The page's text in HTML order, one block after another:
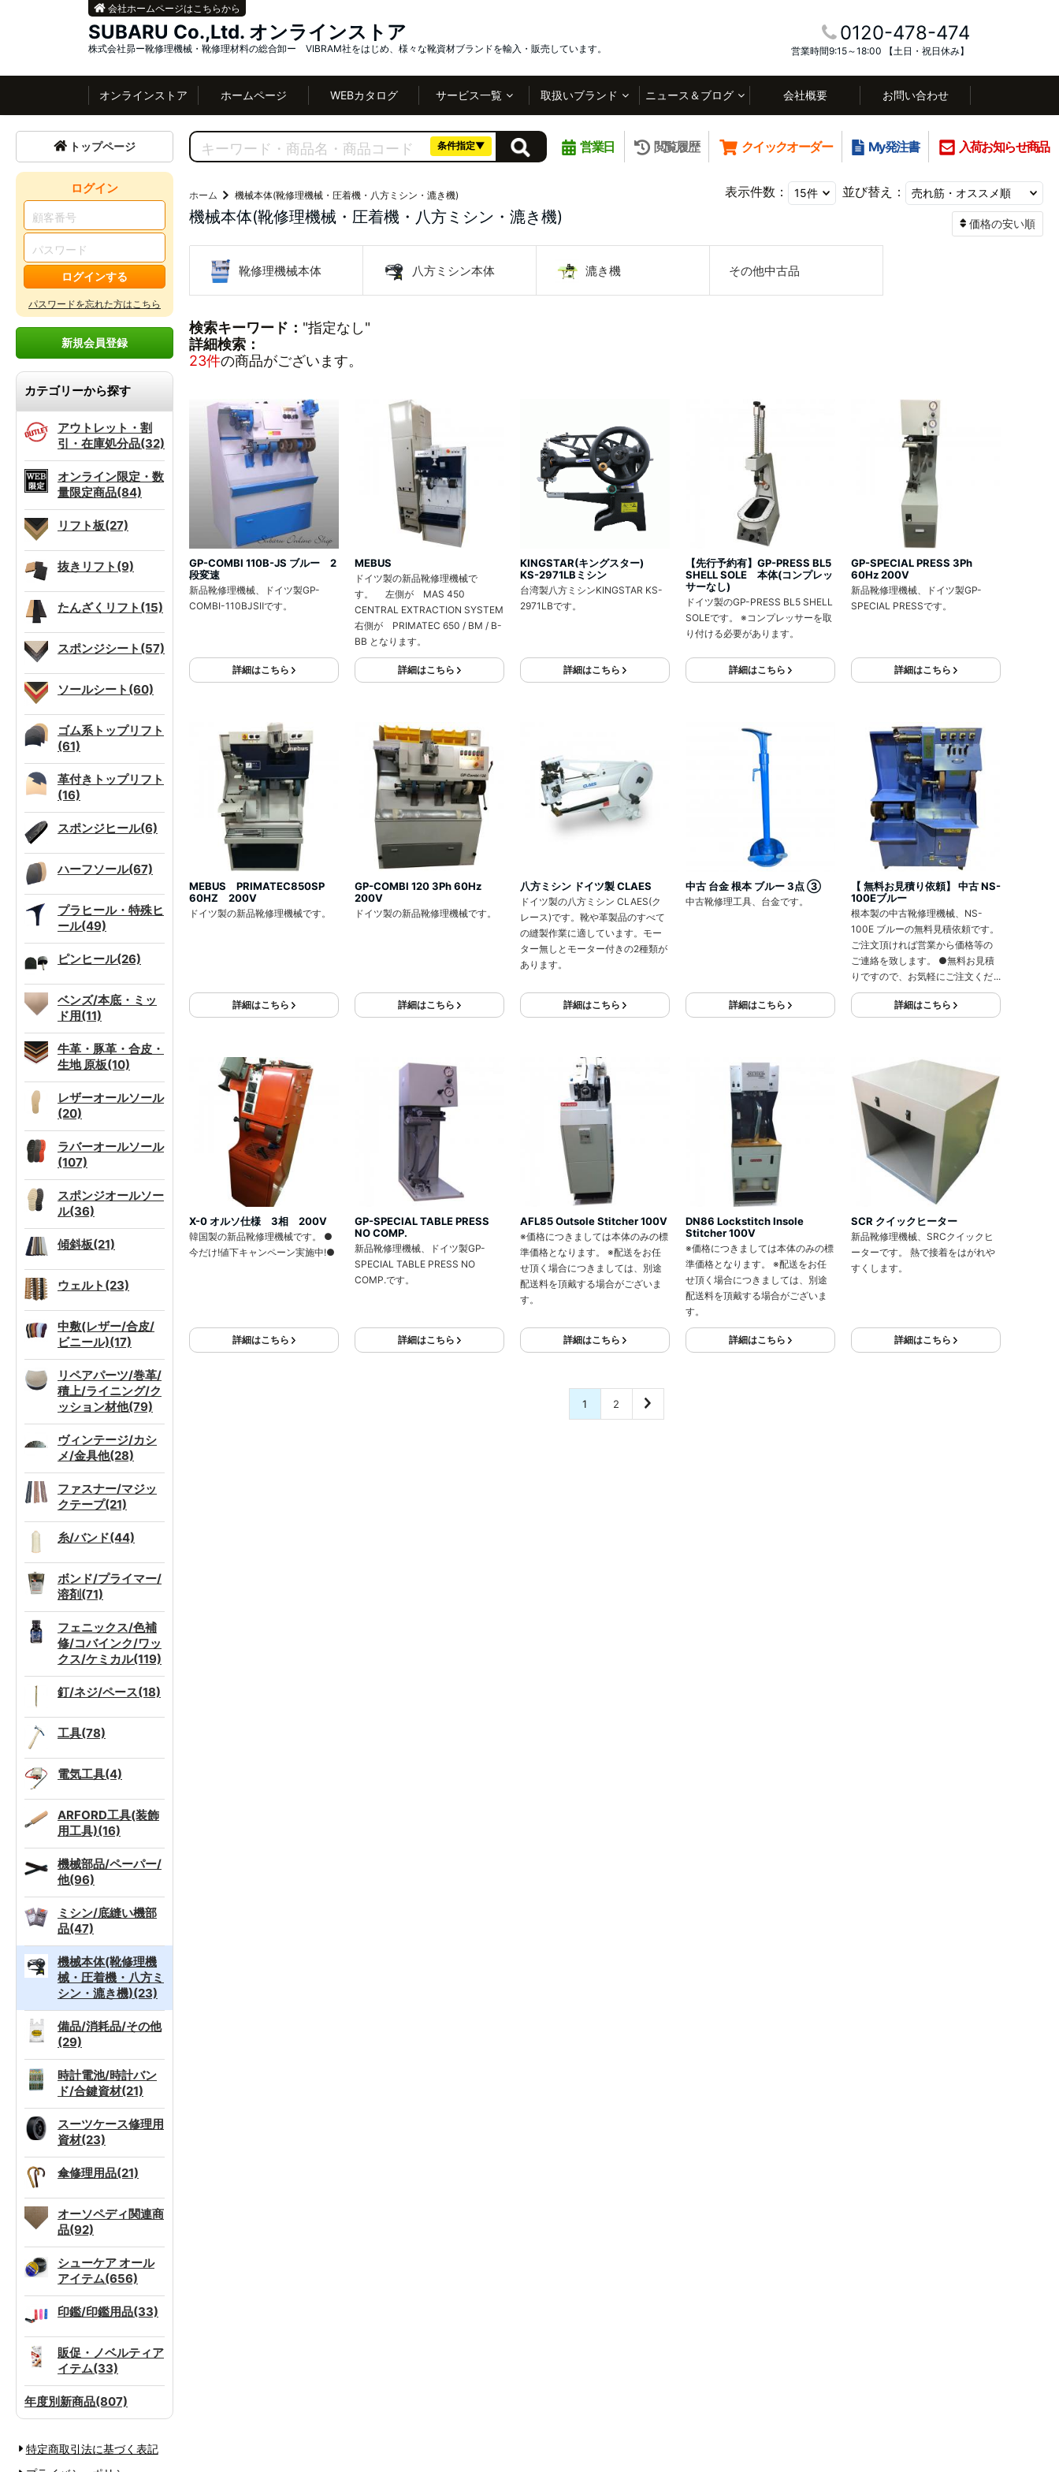
SUBARU Co.,Ltd. オンラインストア
株式会社昴ー靴修理機械・靴修理材料の総合卸ー VIBRAM社をはじめ、様々な靴資材ブランドを輸入・販売しています。
0120-478-474
営業時間9:15～18:00 【土日・祝日休み】
会社ホームページはこちらから
オンラインストア ホームページ WEBカタログ サービス一覧 取扱いブランド ニュース＆ブログ 会社概要 お問い合わせ
トップページ
ログイン
ログインする
パスワードを忘れた方はこちら
新規会員登録
カテゴリーから探す
アウトレット・割
引・在庫処分品(32)
オンライン限定・数
量限定商品(84)
リフト板(27)
抜きリフト(9)
たんざくリフト(15)
スポンジシート(57)
ソールシート(60)
ゴム系トップリフト
(61)
革付きトップリフト
(16)
スポンジヒール(6)
ハーフソール(67)
プラヒール・特殊ヒ
ール(49)
ピンヒール(26)
ベンズ/本底・ミッ
ド用(11)
牛革・豚革・合皮・
生地 原板(10)
レザーオールソール
(20)
ラバーオールソール
(107)
スポンジオールソー
ル(36)
傾斜板(21)
ウェルト(23)
中敷(レザー/合皮/
ビニール)(17)
リペアパーツ/巻革/
積上/ライニング/ク
ッション材他(79)
ヴィンテージ/カシ
メ/金具他(28)
ファスナー/マジッ
クテープ(21)
糸/バンド(44)
ボンド/プライマー/
溶剤(71)
フェニックス/色補
修/コバインク/ワッ
クス/ケミカル(119)
釘/ネジ/ペース(18)
工具(78)
電気工具(4)
ARFORD工具(装飾
用工具)(16)
機械部品/ペーパー/
他(96)
ミシン/底縫い機部
品(47)
機械本体(靴修理機
械・圧着機・八方ミ
シン・漉き機)(23)
備品/消耗品/その他
(29)
時計電池/時計バン
ド/合鍵資材(21)
スーツケース修理用
資材(23)
傘修理用品(21)
オーソペディ関連商
品(92)
シューケア オール
アイテム(656)
印鑑/印鑑用品(33)
販促・ノベルティア
イテム(33)
年度別新商品(807)
特定商取引法に基づく表記
条件指定▼ 営業日 閲覧履歴 クイックオーダー My発注書 入荷お知らせ商品
ホーム 機械本体(靴修理機械・圧着機・八方ミシン・漉き機)
機械本体(靴修理機械・圧着機・八方ミシン・漉き機)
靴修理機械本体 八方ミシン本体 漉き機 その他中古品
表示件数： 並び替え：
価格の安い順
検索キーワード： "指定なし"
詳細検索：
23件の商品がございます。
GP-COMBI 110B-JS ブルー 2
段変速
新品靴修理機械、ドイツ製GP-
COMBI-110BJSⅡです。
詳細はこちら
MEBUS
ドイツ製の新品靴修理機械で
す。 左側が MAS 450
CENTRAL EXTRACTION SYSTEM
右側が PRIMATEC 650 / BM / B-
BB となります。
詳細はこちら
KINGSTAR(キングスター)
KS-2971LBミシン
台湾製八方ミシンKINGSTAR KS-
2971LBです。
詳細はこちら
【先行予約有】GP-PRESS BL5
SHELL SOLE 本体(コンプレッ
サーなし)
ドイツ製のGP-PRESS BL5 SHELL
SOLEです。 ※コンプレッサーを取
り付ける必要があります。
詳細はこちら
GP-SPECIAL PRESS 3Ph
60Hz 200V
新品靴修理機械、ドイツ製GP-
SPECIAL PRESSです。
詳細はこちら
MEBUS PRIMATEC850SP
60HZ 200V
ドイツ製の新品靴修理機械です。
詳細はこちら
GP-COMBI 120 3Ph 60Hz
200V
ドイツ製の新品靴修理機械です。
詳細はこちら
八方ミシン ドイツ製 CLAES
ドイツ製の八方ミシン CLAES(ク
レース)です。靴や革製品のすべて
の縫製作業に適しています。モー
ター無しとモーター付きの2種類が
あります。
詳細はこちら
中古 台金 根本 ブルー 3点 ③
中古靴修理工具、台金です。
詳細はこちら
【 無料お見積り依頼】 中古 NS-
100Eブルー
根本製の中古靴修理機械、NS-
100E ブルーの無料見積依頼です。
ご注文頂ければ営業から価格等の
ご連絡を致します。 ●無料お見積
りですので、お気軽にご注文くだ
さい●
詳細はこちら
X-0 オルソ仕様 3相 200V
韓国製の新品靴修理機械です。 ●
今だけ!値下キャンペーン実施中!●
詳細はこちら
GP-SPECIAL TABLE PRESS
NO COMP.
新品靴修理機械、ドイツ製GP-
SPECIAL TABLE PRESS NO
COMP.です。
詳細はこちら
AFL85 Outsole Stitcher 100V
※価格につきましては本体のみの標
準価格となります。 ※配送をお任
せ頂く場合につきましては、別途
配送料を頂戴する場合がございま
す。
詳細はこちら
DN86 Lockstitch Insole
Stitcher 100V
※価格につきましては本体のみの標
準価格となります。 ※配送をお任
せ頂く場合につきましては、別途
配送料を頂戴する場合がございま
す。
詳細はこちら
SCR クイックヒーター
新品靴修理機械、SRCクイックヒ
ーターです。 熱で接着をはがれや
すくします。
詳細はこちら
1 2